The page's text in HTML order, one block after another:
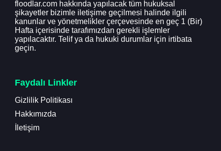
floodlar.com hakkında yapılacak tüm hukuksal
şikayetler bizimle iletişime geçilmesi halinde ilgili
kanunlar ve yönetmelikler çerçevesinde en geç 1 (Bir)
Hafta içerisinde tarafımızdan gerekli işlemler
yapılacaktır. Telif ya da hukuki durumlar için irtibata
geçin.
Faydalı Linkler
Gizlilik Politikası
Hakkımızda
İletişim